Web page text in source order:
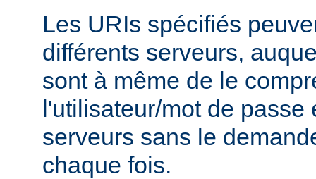
Les URIs spécifiés
différents serveurs,
sont à même de le
l'utilisateur/mot de passe
serveurs sans le
chaque fois.